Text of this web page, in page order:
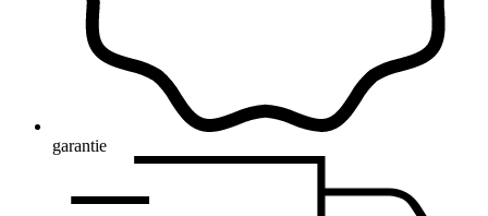
garantie